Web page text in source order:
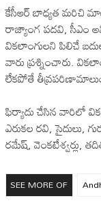
కేసీఆర్ బాధ్యత మరిచి
రాజ్యాంగ పదవి, సీఎం అని
వికలాంగులని పిలిచే
వారు ప్రశ్నించారు.
లేకపోతే
ఫిర్యాదు చేసిన వారిలో
ఎరుకల రవి, సైదులు,
రమేష్, వెంకటేశ్వర్లు,
SEE MORE OF